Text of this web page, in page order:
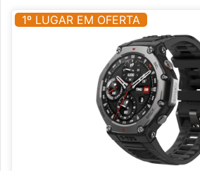
1º LUGAR EM OFERTA